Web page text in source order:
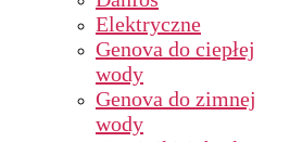
Elektryczne
Genova do ciepłej
wody
Genova do zimnej
wody